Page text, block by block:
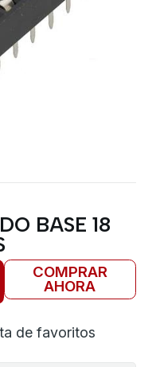
BASE 18
COMPRAR
AHORA
de favoritos